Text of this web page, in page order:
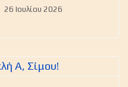
26 Ιουλίου 2026